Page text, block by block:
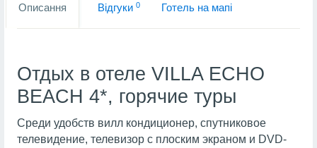
Описання Вiдгуки 0 Готель на мапi
Отдых в отеле VILLA ECHO
BEACH 4*, горячие туры
Среди удобств вилл кондиционер, спутниковое
телевидение, телевизор с плоским экраном и DVD-